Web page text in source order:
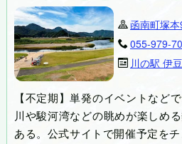
函南町塚本
055-979-
川の駅 伊
【不定期】単発のイベントなど
川や駿河湾などの眺めが楽しめ
ある。公式サイトで開催予定をチ